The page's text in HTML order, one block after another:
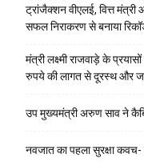
ट्रांजैक्शन वीएलई, वित्त
सफल निराकरण से बनाया
मंत्री लक्ष्मी राजवाड़े के
रुपये की लागत से दूरस्थ और
उप मुख्यमंत्री अरुण साव ने
नवजात का पहला सुरक्षा